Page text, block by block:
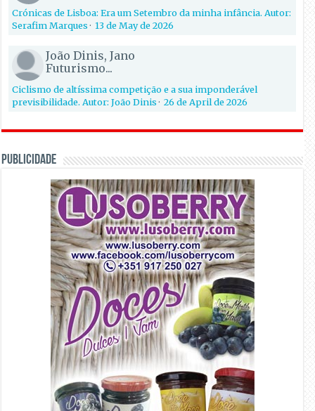
Crónicas de Lisboa: Era um Setembro da minha infância. Autor:
Serafim Marques·13 de May de 2026
João Dinis, Jano
Futurismo...
Ciclismo de altíssima competição e a sua imponderável
previsibilidade. Autor: João Dinis·26 de April de 2026
PUBLICIDADE